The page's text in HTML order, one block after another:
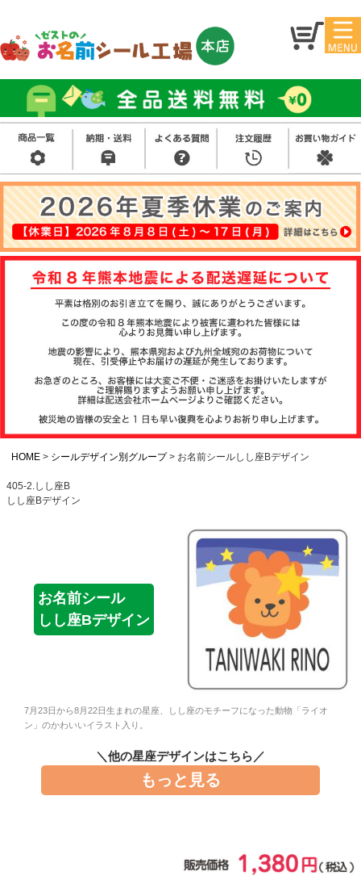
マイ
ジ
お名
前シ
ール
アイ
ロン
シー
ル
お買
い得
セッ
ト
スタ
ンプ
その
他
注文履歴
て
よくある質問
商品ガイド
らせ
会員登録
HOME シールデザイン別グループ お名前シールしし座Bデザイン
405-2.しし座B
しし座Bデザイン
お名前シール
しし座Bデザイン
7月23日から8月22日生まれの星座、しし座のモチーフになった動物「ライオ
ン」のかわいいイラスト入り。
＼他の星座デザインはこちら／
もっと見る